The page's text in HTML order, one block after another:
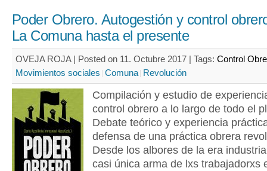
Poder Obrero. Autogestión y control
La Comuna hasta el presente
OVEJA ROJA | Posted on 11. Octubre 2017 | Tags: Control
Movimientos sociales Comuna Revolución
Compilación y estudio de
control obrero a lo largo de todo el
Debate teórico y experiencia
defensa de una práctica obrera
Desde los albores de la era
casi única arma de lxs trabajadorxs